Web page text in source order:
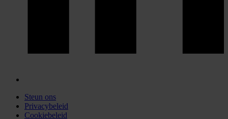
Steun ons
Privacybeleid
Cookiebeleid